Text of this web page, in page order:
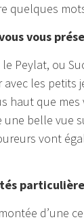
quelques
vous
Peylat, ou
avec les
haut que
une belle vue
vont
d’une